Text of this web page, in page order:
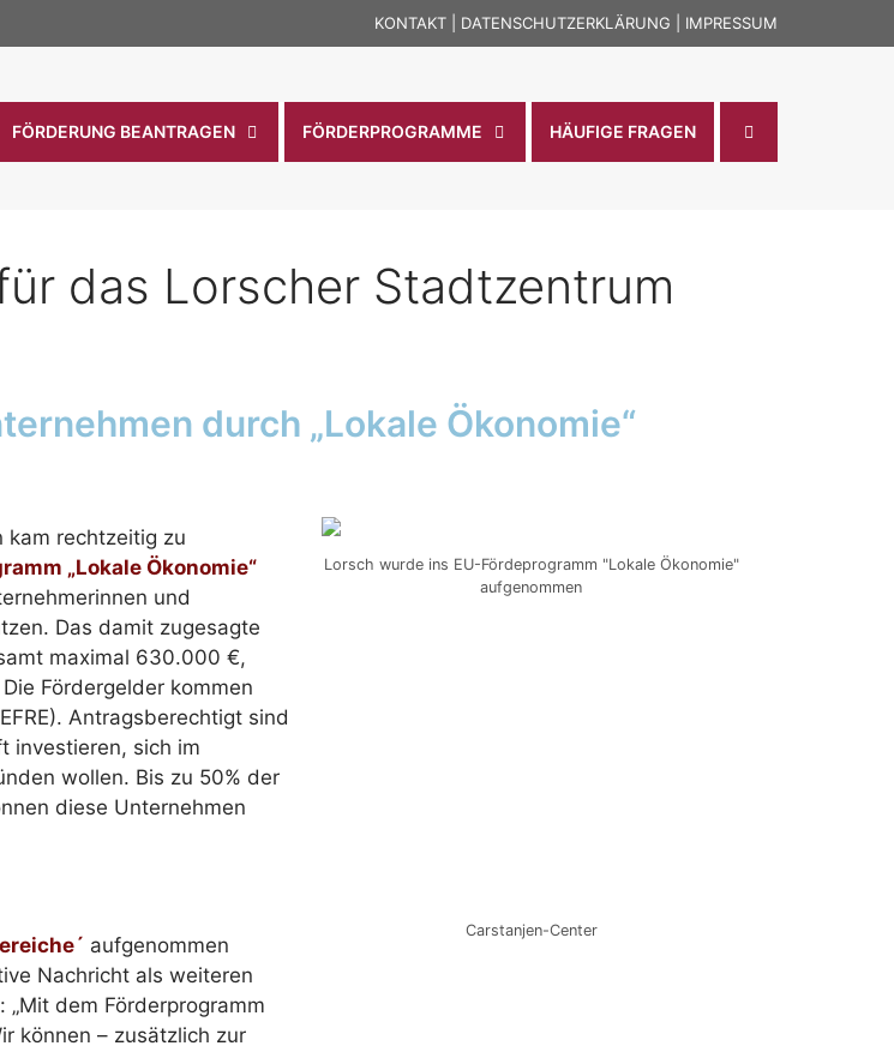
KONTAKT DATENSCHUTZERKLÄRUNG IMPRESSUM
FÖRDERUNG BEANTRAGEN FÖRDERPROGRAMME HÄUFIGE FRAGEN
das Lorscher Stadtzentrum
durch „Lokale Ökonomie“
kam rechtzeitig zu
„Lokale Ökonomie“
und
maximal 630.000 €,
Fördergelder kommen
Antragsberechtigt sind
investieren, sich im
wollen. Bis zu 50% der
diese Unternehmen
Lorsch wurde ins EU-Fördeprogramm "Lokale Ökonomie"
aufgenommen
aufgenommen
Nachricht als weiteren
dem Förderprogramm
können – zusätzlich zur
Carstanjen-Center